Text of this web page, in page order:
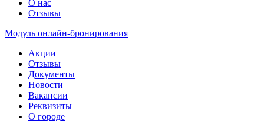
О нас
Отзывы
Модуль онлайн-бронирования
Акции
Отзывы
Документы
Новости
Вакансии
Реквизиты
О городе